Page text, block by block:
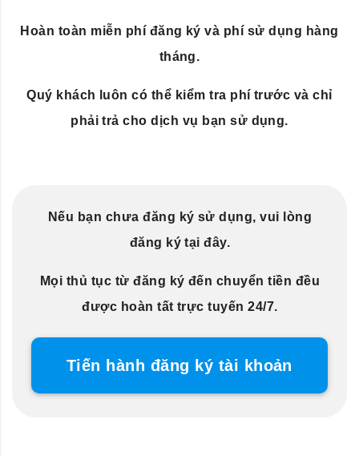
Hoàn toàn miễn phí đăng ký và phí sử dụng hàng
tháng.
Quý khách luôn có thể kiểm tra phí trước và chỉ
phải trả cho dịch vụ bạn sử dụng.
Nếu bạn chưa đăng ký sử dụng, vui lòng
đăng ký tại đây.
Mọi thủ tục từ đăng ký đến chuyển tiền đều
được hoàn tất trực tuyến 24/7.
Tiến hành đăng ký tài khoản